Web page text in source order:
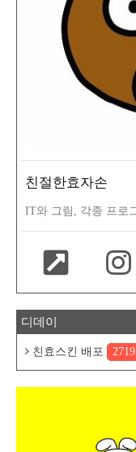
친절한효자손
IT와 그림, 각종 프로
디데이
친효스킨 배포 2719